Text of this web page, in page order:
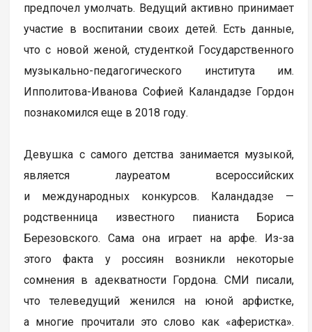
предпочел умолчать. Ведущий активно принимает
участие в воспитании своих детей. Есть данные,
что с новой женой, студенткой Государственного
музыкально-педагогического института им.
Ипполитова-Иванова Софией Каландадзе Гордон
познакомился еще в 2018 году.
Девушка с самого детства занимается музыкой,
является лауреатом всероссийских
и международных конкурсов. Каландадзе —
родственница известного пианиста Бориса
Березовского. Сама она играет на арфе. Из-за
этого факта у россиян возникли некоторые
сомнения в адекватности Гордона. СМИ писали,
что телеведущий женился на юной арфистке,
а многие прочитали это слово как «аферистка».